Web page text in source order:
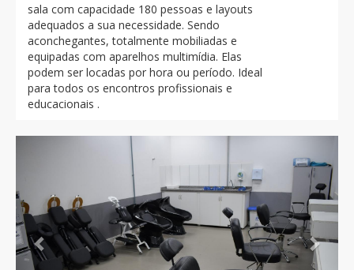
sala com capacidade 180 pessoas e layouts
adequados a sua necessidade. Sendo
aconchegantes, totalmente mobiliadas e
equipadas com aparelhos multimídia. Elas
podem ser locadas por hora ou período. Ideal
para todos os encontros profissionais e
educacionais .